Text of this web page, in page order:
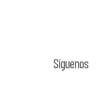
Síguenos